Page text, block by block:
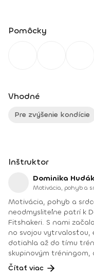
Pomôcky
Vhodné
Pre zvýšenie kondície
Inštruktor
Dominika
Motivácia, pohyb a srdce. To je spojenie,
neodmysliteľne patrí k
Fitshakeri. S nami
no svojou vytrvalosťou,
dotiahla až do tímu trénerov. Dominika sa
skupinovým tréningom,
priniesť domov
motiváciu nevzdať sa.
Čítať viac